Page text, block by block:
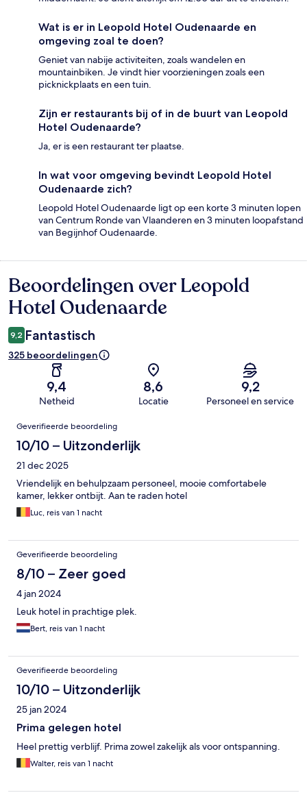
Wat is er in Leopold Hotel Oudenaarde en
omgeving zoal te doen?
Geniet van nabije activiteiten, zoals wandelen en
mountainbiken. Je vindt hier voorzieningen zoals een
picknickplaats en een tuin.
Zijn er restaurants bij of in de buurt van Leopold
Hotel Oudenaarde?
Ja, er is een restaurant ter plaatse.
In wat voor omgeving bevindt Leopold Hotel
Oudenaarde zich?
Leopold Hotel Oudenaarde ligt op een korte 3 minuten lopen
van Centrum Ronde van Vlaanderen en 3 minuten loopafstand
van Begijnhof Oudenaarde.
Beoordelingen
Beoordelingen over Leopold
Hotel Oudenaarde
9,2 Fantastisch
325 beoordelingen
9,4
Netheid
8,6
Locatie
9,2
Personeel en service
Beoordelingen
Geverifieerde beoordeling
10/10 – Uitzonderlijk
21 dec 2025
Vriendelijk en behulpzaam personeel, mooie comfortabele
kamer, lekker ontbijt. Aan te raden hotel
Luc, reis van 1 nacht
Geverifieerde beoordeling
8/10 – Zeer goed
4 jan 2024
Leuk hotel in prachtige plek.
Bert, reis van 1 nacht
Geverifieerde beoordeling
10/10 – Uitzonderlijk
25 jan 2024
Prima gelegen hotel
Heel prettig verblijf. Prima zowel zakelijk als voor ontspanning.
Walter, reis van 1 nacht